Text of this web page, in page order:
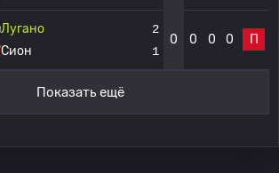
Лугано
Сион
2
1
0 0 0 0 П
Показать ещё